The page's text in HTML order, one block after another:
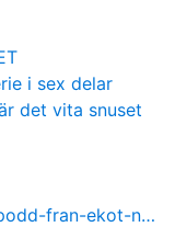
i sex delar
det vita snuset
fran-ekot-n…